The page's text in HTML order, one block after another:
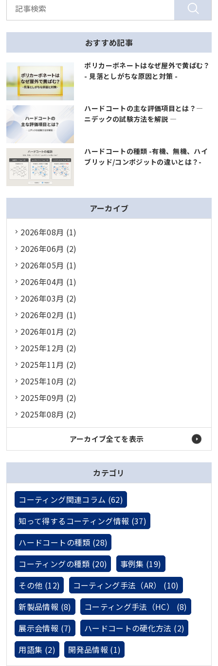
おすすめ記事
ポリカーボネートはなぜ屋外で黄ばむ？
- 見落としがちな原因と対策 -
ハードコートの主な評価項目とは？―
ニデックの試験方法を解説 ―
ハードコートの種類 -有機、無機、ハイ
ブリッド/コンポジットの違いとは？-
アーカイブ
2026年08月 (1)
2026年06月 (2)
2026年05月 (1)
2026年04月 (1)
2026年03月 (2)
2026年02月 (1)
2026年01月 (2)
2025年12月 (2)
2025年11月 (2)
2025年10月 (2)
2025年09月 (2)
2025年08月 (2)
アーカイブ全てを表示
カテゴリ
コーティング関連コラム (62)
知って得するコーティング情報 (37)
ハードコートの種類 (28)
コーティングの種類 (20)
事例集 (19)
その他 (12)
コーティング手法（AR） (10)
新製品情報 (8)
コーティング手法（HC） (8)
展示会情報 (7)
ハードコートの硬化方法 (2)
用語集 (2)
開発品情報 (1)